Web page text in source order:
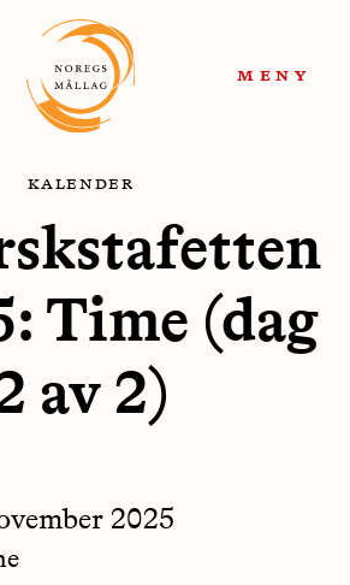
meny
kalender
Time (dag
av 2)
2025